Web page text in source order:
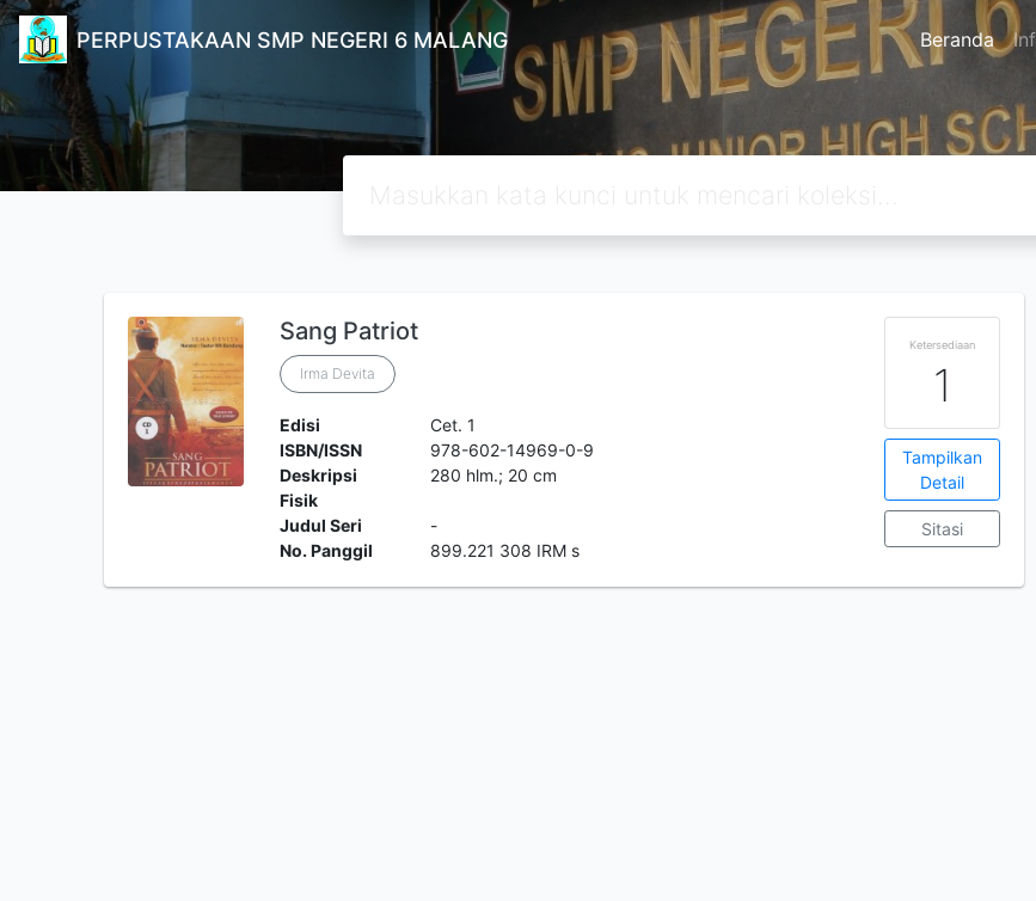
PERPUSTAKAAN SMP NEGERI 6 MALANG Beranda
Sang Patriot
Irma Devita
Edisi
Cet. 1
ISBN/ISSN
978-602-14969-0-9
Deskripsi
Fisik
280 hlm.; 20 cm
Judul Seri
-
No. Panggil
899.221 308 IRM s
Ketersediaan
1
Tampilkan
Detail
Sitasi